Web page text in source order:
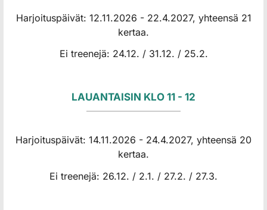
Harjoituspäivät: 12.11.2026 - 22.4.2027, yhteensä 21
kertaa.
Ei treenejä: 24.12. / 31.12. / 25.2.
LAUANTAISIN KLO 11 - 12
Harjoituspäivät: 14.11.2026 - 24.4.2027, yhteensä 20
kertaa.
Ei treenejä: 26.12. / 2.1. / 27.2. / 27.3.